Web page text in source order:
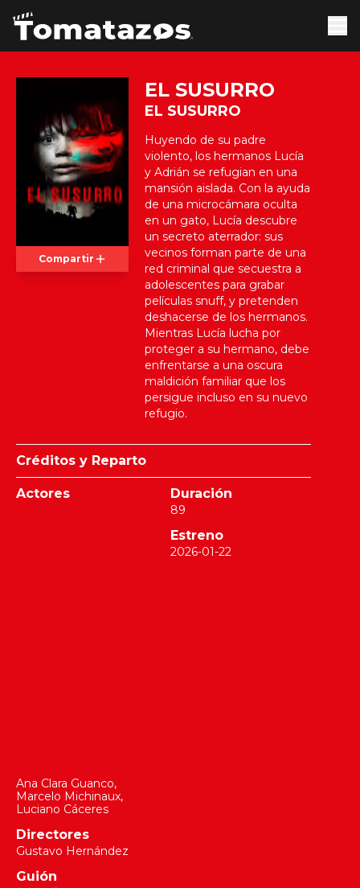
Compartir
EL SUSURRO
EL SUSURRO
Huyendo de su padre
violento, los hermanos Lucía
y Adrián se refugian en una
mansión aislada. Con la ayuda
de una microcámara oculta
en un gato, Lucía descubre
un secreto aterrador: sus
vecinos forman parte de una
red criminal que secuestra a
adolescentes para grabar
películas snuff, y pretenden
deshacerse de los hermanos.
Mientras Lucía lucha por
proteger a su hermano, debe
enfrentarse a una oscura
maldición familiar que los
persigue incluso en su nuevo
refugio.
Créditos y Reparto
Actores
Ana Clara Guanco,
Marcelo Michinaux,
Luciano Cáceres
Directores
Gustavo Hernández
Guión
Duración
89
Estreno
2026-01-22